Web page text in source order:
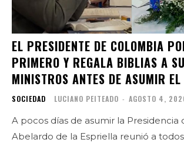
EL PRESIDENTE DE COLOMBIA
PRIMERO Y REGALA BIBLIAS A
MINISTROS ANTES DE ASUMIR
SOCIEDAD LUCIANO PEITEADO - AGOSTO 4,
A pocos días de asumir la Presidencia
Abelardo de la Espriella reunió a